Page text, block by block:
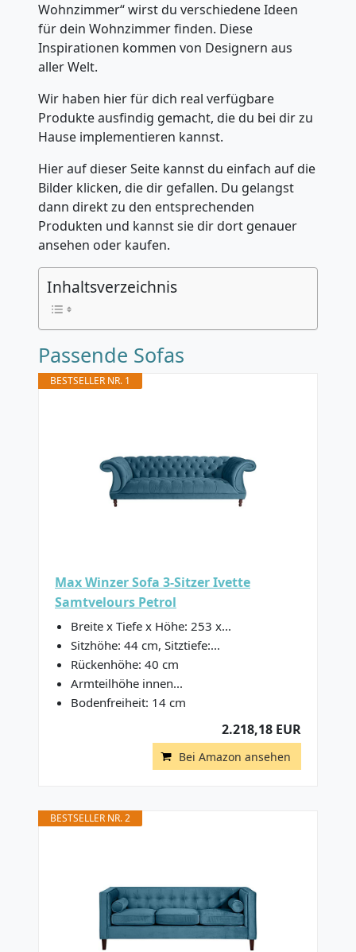
Wohnzimmer“ wirst du verschiedene Ideen
für dein Wohnzimmer finden. Diese
Inspirationen kommen von Designern aus
aller Welt.
Wir haben hier für dich real verfügbare
Produkte ausfindig gemacht, die du bei dir zu
Hause implementieren kannst.
Hier auf dieser Seite kannst du einfach auf die
Bilder klicken, die dir gefallen. Du gelangst
dann direkt zu den entsprechenden
Produkten und kannst sie dir dort genauer
ansehen oder kaufen.
Inhaltsverzeichnis
Passende Sofas
BESTSELLER NR. 1
Max Winzer Sofa 3-Sitzer Ivette
Samtvelours Petrol
Breite x Tiefe x Höhe: 253 x...
Sitzhöhe: 44 cm, Sitztiefe:...
Rückenhöhe: 40 cm
Armteilhöhe innen...
Bodenfreiheit: 14 cm
2.218,18 EUR
Bei Amazon ansehen
BESTSELLER NR. 2